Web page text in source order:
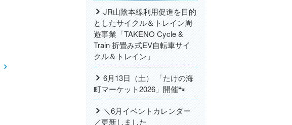
JR山陰本線利用促進を目的
としたサイクル＆トレイン周
遊事業「TAKENO Cycle &
Train 折畳み式EV自転車サイ
クル＆トレイン」
6月13日（土） 「たけの海
町マーケット2026」開催🐾
＼6月イベントカレンダー
／更新しました